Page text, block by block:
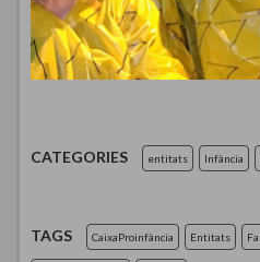
CATEGORIES entitats Infància
TAGS CaixaProinfància Entitats